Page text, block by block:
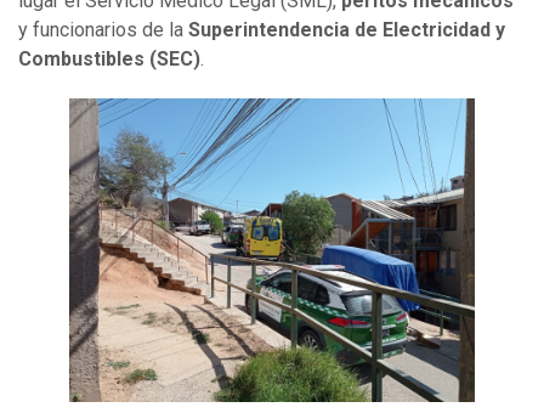
y funcionarios de la Superintendencia de Electricidad y
Combustibles (SEC).